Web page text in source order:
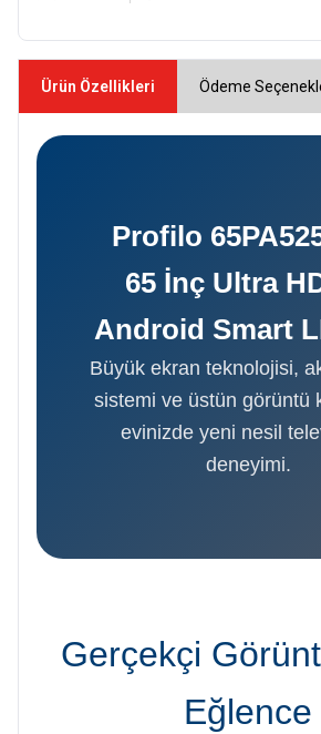
Ürün Özellikleri Ödeme
Profilo
65 İnç Ultra
Android Smart
Büyük ekran teknolojisi,
sistemi ve üstün görüntü
evinizde yeni nesil
deneyimi.
Gerçekçi
Eğlence